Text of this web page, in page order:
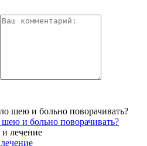
и больно поворачивать?